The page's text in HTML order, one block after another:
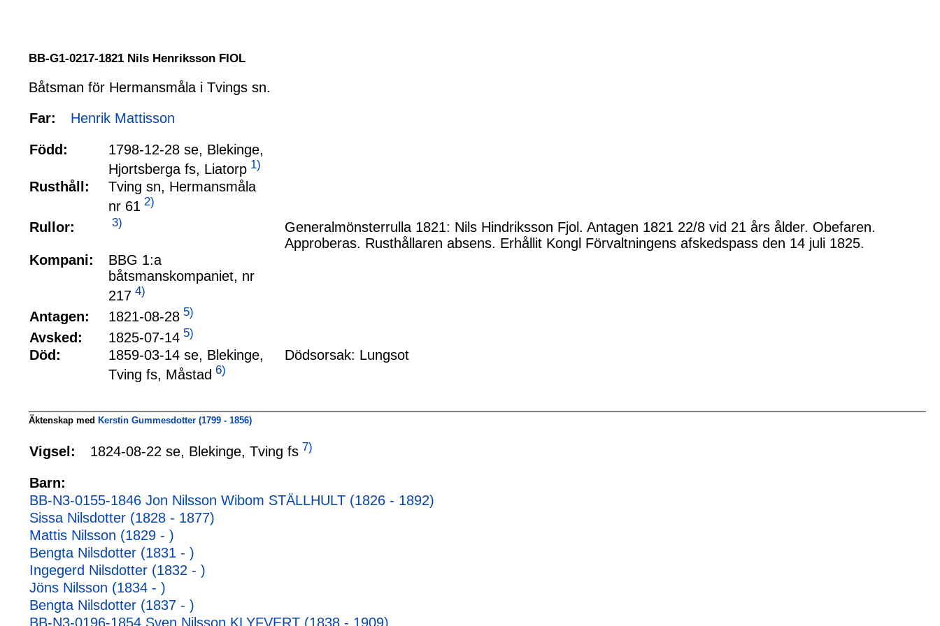
BB-G1-0217-1821 Nils Henriksson FIOL
Båtsman för Hermansmåla i Tvings sn.
Far:
Henrik Mattisson
Född:
1798-12-28 se, Blekinge,
Hjortsberga fs, Liatorp 1)
Rusthåll:
Tving sn, Hermansmåla
nr 61 2)
Rullor: 3)
Generalmönsterrulla 1821: Nils Hindriksson Fjol. Antagen 1821 22/8 vid 21 års ålder. Obefaren.
Approberas. Rusthållaren absens. Erhållit Kongl Förvaltningens afskedspass den 14 juli 1825.
Kompani:
BBG 1:a
båtsmanskompaniet, nr
217 4)
Antagen: 1821-08-28 5)
Avsked: 1825-07-14 5)
Död:
1859-03-14 se, Blekinge,
Tving fs, Måstad 6)
Dödsorsak: Lungsot
Äktenskap med Kerstin Gummesdotter (1799 - 1856)
Vigsel: 1824-08-22 se, Blekinge, Tving fs 7)
Barn:
BB-N3-0155-1846 Jon Nilsson Wibom STÄLLHULT (1826 - 1892)
Sissa Nilsdotter (1828 - 1877)
Mattis Nilsson (1829 - )
Bengta Nilsdotter (1831 - )
Ingegerd Nilsdotter (1832 - )
Jöns Nilsson (1834 - )
Bengta Nilsdotter (1837 - )
BB-N3-0196-1854 Sven Nilsson KLYFVERT (1838 - 1909)